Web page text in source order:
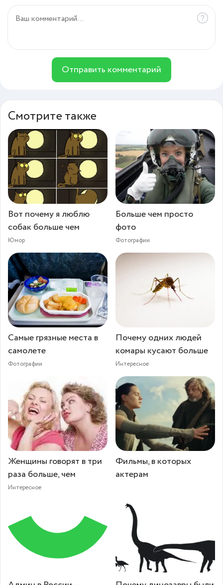
Отправить комментарий
Смотрите также
Вот почему я люблю
собак больше чем
Юмор
Больше чем просто
фото
Фотографии
Самые грязные места в
самолете
Фотографии
Почему одних людей
комары кусают больше
Интересное
Женщины говорят в три
раза больше, чем
Интересное
Фильмы, в которых
актерам